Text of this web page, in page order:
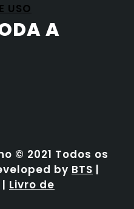
USO
A
© 2021 Todos os
by BTS |
| Livro de